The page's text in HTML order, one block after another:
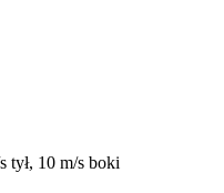
tył, 10 m/s boki